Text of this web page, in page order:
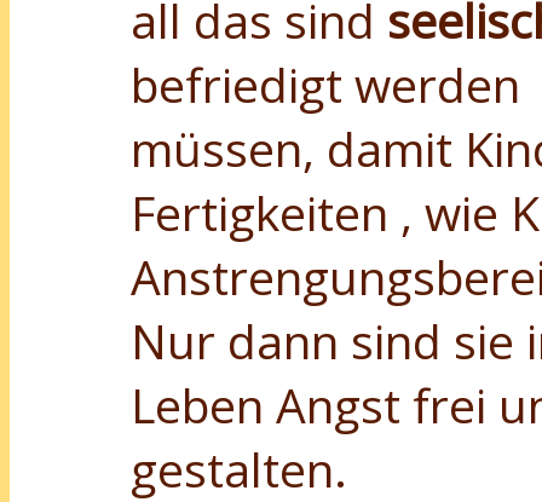
all das sind
befriedigt werden
müssen, damit
Fertigkeiten , wie
Nur dann sind sie
Leben Angst frei
gestalten.